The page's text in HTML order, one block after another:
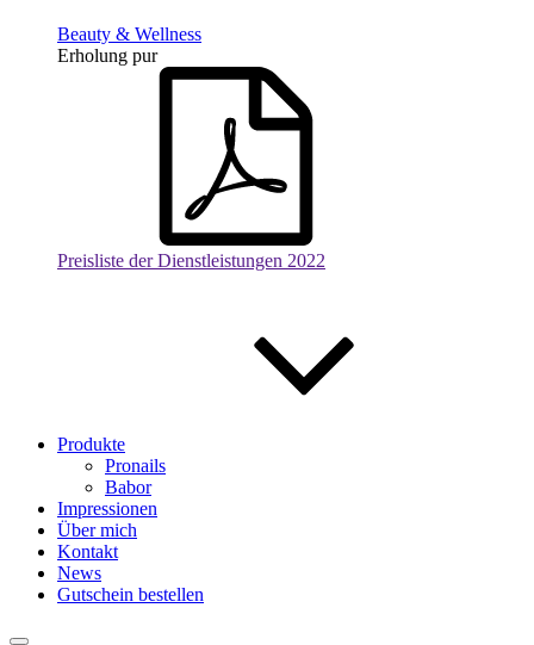
Beauty & Wellness
Erholung pur
Preisliste der Dienstleistungen 2022
Produkte
Pronails
Babor
Impressionen
Über mich
Kontakt
News
Gutschein bestellen